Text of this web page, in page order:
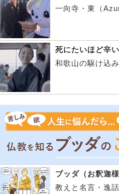
一向寺・東（
死にたいほど辛
和歌山の駆け込
ブッダ（お釈迦様
教えと名言・逸話